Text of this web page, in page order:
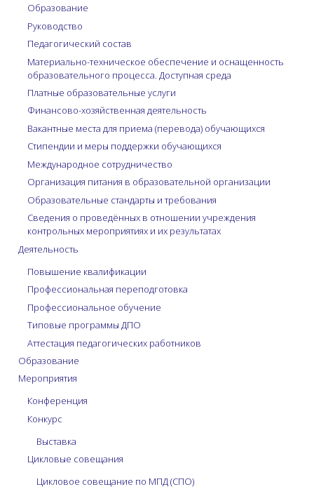
Образование
Руководство
Педагогический состав
Материально-техническое обеспечение и оснащенность
образовательного процесса. Доступная среда
Платные образовательные услуги
Финансово-хозяйственная деятельность
Вакантные места для приема (перевода) обучающихся
Стипендии и меры поддержки обучающихся
Международное сотрудничество
Организация питания в образовательной организации
Образовательные стандарты и требования
Сведения о проведённых в отношении учреждения
контрольных мероприятиях и их результатах
Деятельность
Повышение квалификации
Профессиональная переподготовка
Профессиональное обучение
Типовые программы ДПО
Аттестация педагогических работников
Образование
Мероприятия
Конференция
Конкурс
Выставка
Цикловые совещания
Цикловое совещание по МПД (СПО)